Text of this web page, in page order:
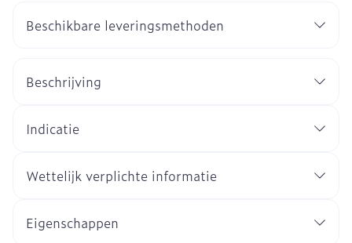
Beschikbare leveringsmethoden
Beschrijving
Indicatie
Wettelijk verplichte informatie
Eigenschappen